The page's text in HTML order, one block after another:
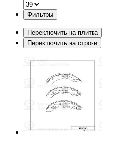
Фильтры
Переключить на плитка
Переключить на строки